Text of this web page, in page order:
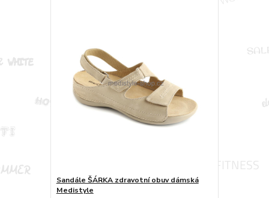
Sandále ŠÁRKA zdravotní obuv dámská
Medistyle